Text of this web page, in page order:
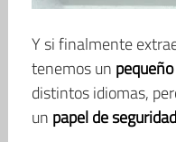
Y si finalmente
tenemos un
distintos idiomas,
un papel de